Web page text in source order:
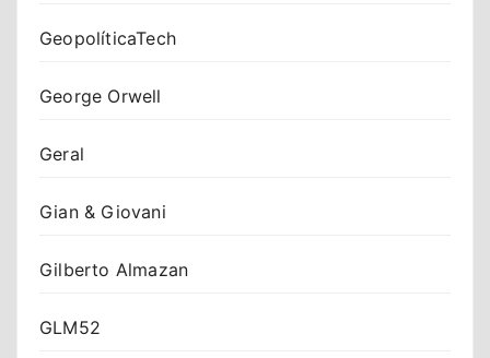
GeopolíticaTech
George Orwell
Geral
Gian & Giovani
Gilberto Almazan
GLM52